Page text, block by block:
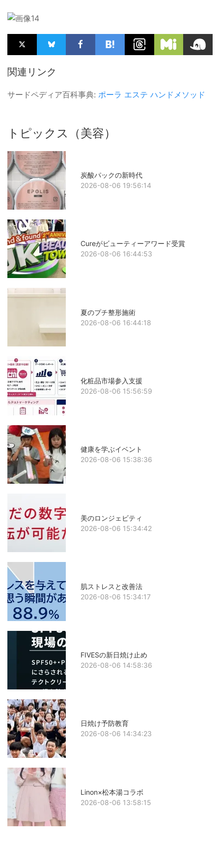
関連リンク
サードペディア百科事典: ポーラ エステ ハンドメソッド
トピックス（美容）
炭酸パックの新時代
2026-08-06 19:56:14
Cureがビューティーアワード受賞
2026-08-06 16:44:53
夏のプチ整形施術
2026-08-06 16:44:18
化粧品市場参入支援
2026-08-06 15:56:59
健康を学ぶイベント
2026-08-06 15:38:36
美のロンジェビティ
2026-08-06 15:34:42
肌ストレスと改善法
2026-08-06 15:34:17
FIVESの新日焼け止め
2026-08-06 14:58:36
日焼け予防教育
2026-08-06 14:34:23
Linon×松本湯コラボ
2026-08-06 13:58:15